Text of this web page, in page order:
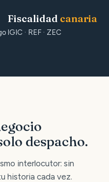
Fiscalidad canaria
IGIC · REF · ZEC
despacho.
interlocutor: sin
historia cada vez.